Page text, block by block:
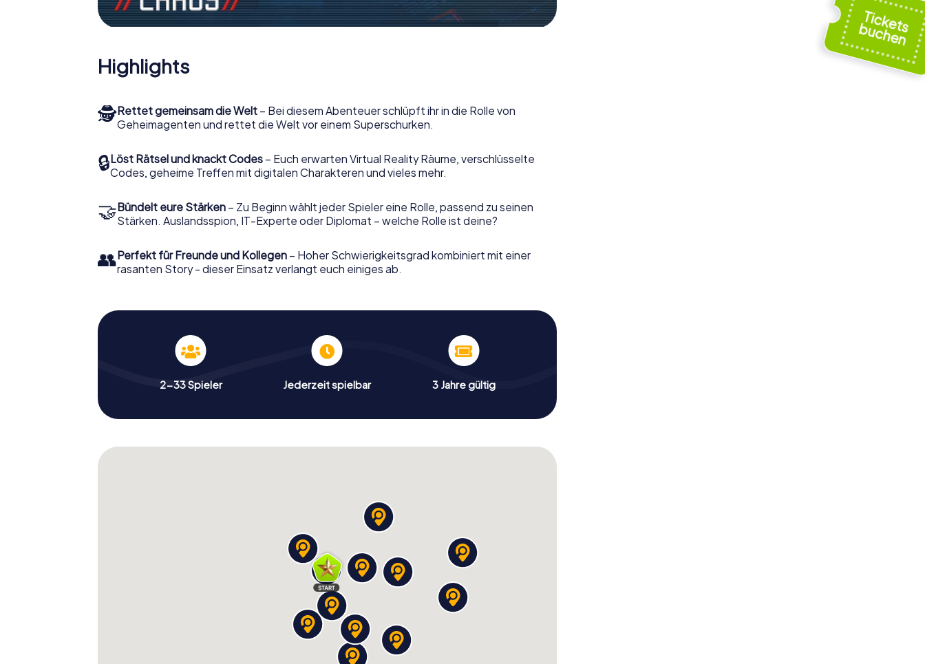
Highlights
🕵Rettet gemeinsam die Welt – Bei diesem Abenteuer schlüpft ihr in die Rolle von
Geheimagenten und rettet die Welt vor einem Superschurken.
🔒Löst Rätsel und knackt Codes – Euch erwarten Virtual Reality Räume, verschlüsselte
Codes, geheime Treffen mit digitalen Charakteren und vieles mehr.
🤝Bündelt eure Stärken – Zu Beginn wählt jeder Spieler eine Rolle, passend zu seinen
Stärken. Auslandsspion, IT-Experte oder Diplomat – welche Rolle ist deine?
👥Perfekt für Freunde und Kollegen – Hoher Schwierigkeitsgrad kombiniert mit einer
rasanten Story - dieser Einsatz verlangt euch einiges ab.
2-33 Spieler Jederzeit spielbar 3 Jahre gültig